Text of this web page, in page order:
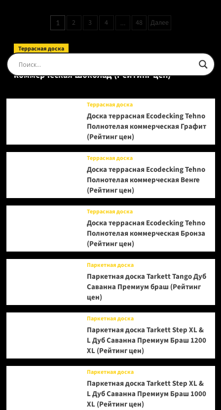
ламинат
CronaFloor
Саломон
(Рейтинг
Пагинация
записей
1 2 3 4 … 48 Далее
Террасная доска
Доска террасная Ecodecking Tehno Полнотелая
коммерческая Шоколад (Рейтинг цен)
Террасная доска
Доска террасная Ecodecking Tehno
Полнотелая коммерческая Графит
(Рейтинг цен)
Террасная доска
Доска террасная Ecodecking Tehno
Полнотелая коммерческая Венге
(Рейтинг цен)
Террасная доска
Доска террасная Ecodecking Tehno
Полнотелая коммерческая Бронза
(Рейтинг цен)
Паркетная доска
Паркетная доска Tarkett Tango Дуб
Саванна Премиум браш (Рейтинг
цен)
Паркетная доска
Паркетная доска Tarkett Step XL &
L Дуб Саванна Премиум Браш 1200
XL (Рейтинг цен)
Паркетная доска
Паркетная доска Tarkett Step XL &
L Дуб Саванна Премиум Браш 1000
XL (Рейтинг цен)